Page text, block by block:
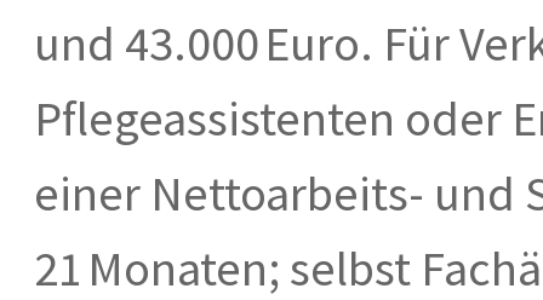
und 43.000 Euro. Für
Pflegeassistenten oder
einer Nettoarbeits- und
21 Monaten; selbst